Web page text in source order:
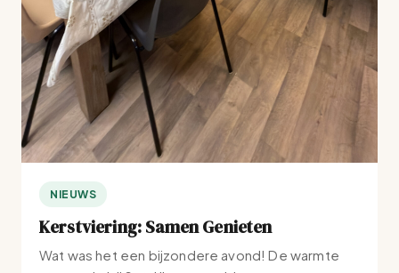
NIEUWS
Kerstviering: Samen Genieten
Wat was het een bijzondere avond! De warmte